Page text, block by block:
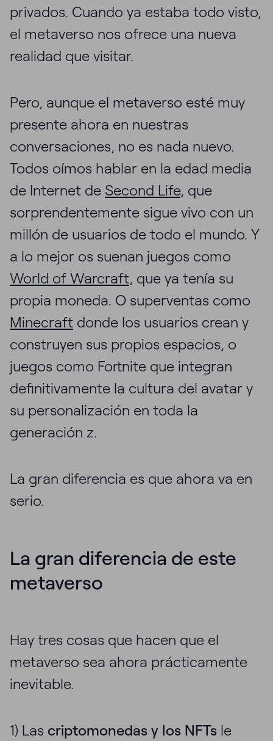
privados. Cuando ya estaba todo visto,
el metaverso nos ofrece una nueva
realidad que visitar.
Pero, aunque el metaverso esté muy
presente ahora en nuestras
conversaciones, no es nada nuevo.
Todos oímos hablar en la edad media
de Internet de Second Life, que
sorprendentemente sigue vivo con un
millón de usuarios de todo el mundo. Y
a lo mejor os suenan juegos como
World of Warcraft, que ya tenía su
propia moneda. O superventas como
Minecraft donde los usuarios crean y
construyen sus propios espacios, o
juegos como Fortnite que integran
definitivamente la cultura del avatar y
su personalización en toda la
generación z.
La gran diferencia es que ahora va en
serio.
La gran diferencia de este
metaverso
Hay tres cosas que hacen que el
metaverso sea ahora prácticamente
inevitable.
1) Las criptomonedas y los NFTs le